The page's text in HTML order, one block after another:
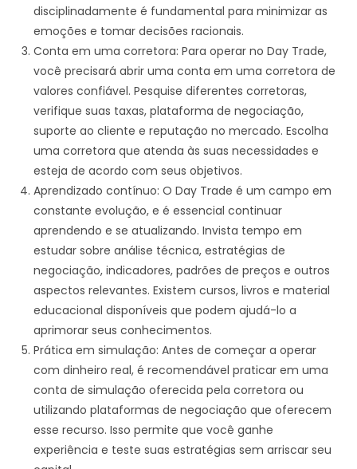
disciplinadamente é fundamental para minimizar as
emoções e tomar decisões racionais.
Conta em uma corretora: Para operar no Day Trade,
você precisará abrir uma conta em uma corretora de
valores confiável. Pesquise diferentes corretoras,
verifique suas taxas, plataforma de negociação,
suporte ao cliente e reputação no mercado. Escolha
uma corretora que atenda às suas necessidades e
esteja de acordo com seus objetivos.
Aprendizado contínuo: O Day Trade é um campo em
constante evolução, e é essencial continuar
aprendendo e se atualizando. Invista tempo em
estudar sobre análise técnica, estratégias de
negociação, indicadores, padrões de preços e outros
aspectos relevantes. Existem cursos, livros e material
educacional disponíveis que podem ajudá-lo a
aprimorar seus conhecimentos.
Prática em simulação: Antes de começar a operar
com dinheiro real, é recomendável praticar em uma
conta de simulação oferecida pela corretora ou
utilizando plataformas de negociação que oferecem
esse recurso. Isso permite que você ganhe
experiência e teste suas estratégias sem arriscar seu